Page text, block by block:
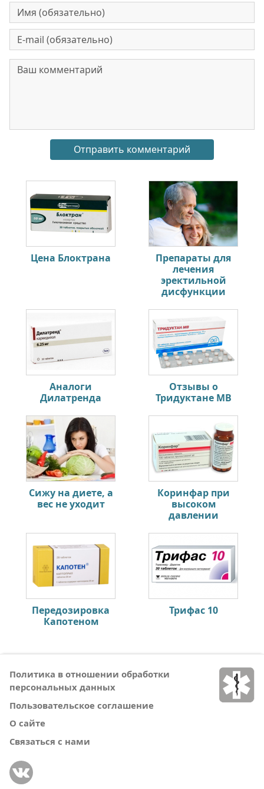
Цена Блоктрана
Препараты для
лечения
эректильной
дисфункции
Аналоги
Дилатренда
Отзывы о
Тридуктане МВ
Сижу на диете, а
вес не уходит
Коринфар при
высоком
давлении
Передозировка
Капотеном
Трифас 10
Политика в отношении обработки
персональных данных
Пользовательское соглашение
О сайте
Связаться с нами